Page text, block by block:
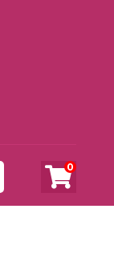
0